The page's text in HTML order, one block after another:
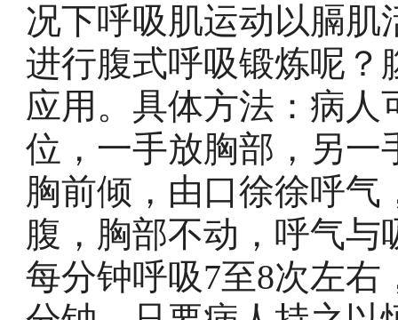
况下呼吸肌运动以膈肌
进行腹式呼吸锻炼呢？
应用。具体方法：病
位，一手放胸部，另一
胸前倾，由口徐徐呼
腹，胸部不动，呼气与
每分钟呼吸7至8次左右